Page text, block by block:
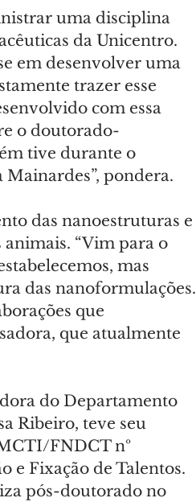
uma disciplina
da Unicentro.
em desenvolver uma
trazer esse
com essa
o doutorado-
tive durante o
pondera.
das nanoestruturas e
“Vim para o
mas
das nanoformulações.
que
que atualmente
do Departamento
Ribeiro, teve seu
FNDCT nº
e Fixação de Talentos.
pós-doutorado no